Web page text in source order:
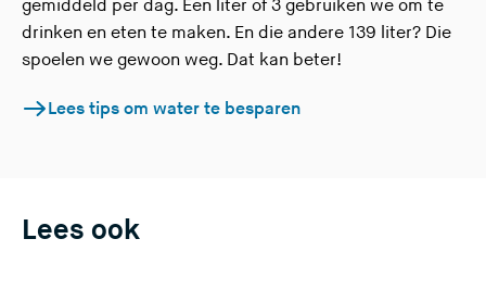
gemiddeld per dag. Een liter of 3 gebruiken we om te
drinken en eten te maken. En die andere 139 liter? Die
spoelen we gewoon weg. Dat kan beter!
Lees tips om water te besparen
Lees ook